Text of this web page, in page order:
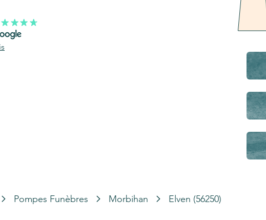
Pompes Funèbres Morbihan Elven (56250)